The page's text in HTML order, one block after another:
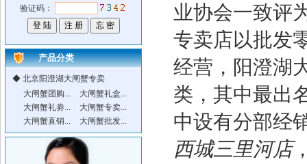
验证码：
产品分类
◆ 北京阳澄湖大闸蟹专卖
大闸蟹团购...
大闸蟹礼盒...
大闸蟹礼劵...
大闸蟹专卖...
大闸蟹直销...
大闸蟹批发...
业协会一致评
专卖店以批发
经营，阳澄湖
类，其中最出
中设有分部经
西城三里河店